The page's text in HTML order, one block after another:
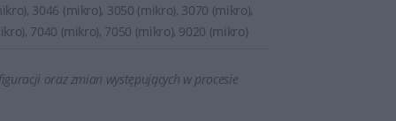
3046 (mikro), 3050 (mikro), 3070 (mikro),
7040 (mikro), 7050 (mikro), 9020 (mikro)
oraz zmian występujących w procesie